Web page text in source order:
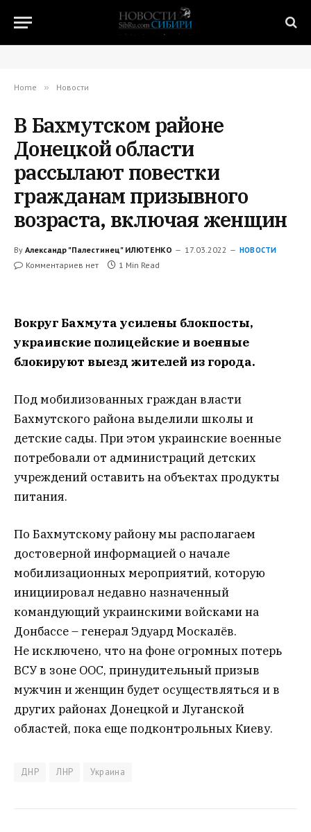
Home » Новости
В Бахмутском районе
Донецкой области
рассылают повестки
гражданам призывного
возраста, включая женщин
By Александр "Палестинец" ИЛЮТЕНКО 17.03.2022 НОВОСТИ
Комментариев нет 1 Min Read
Вокруг Бахмута усилены блокпосты,
украинские полицейские и военные
блокируют выезд жителей из города.
Под мобилизованных граждан власти
Бахмутского района выделили школы и
детские сады. При этом украинские военные
потребовали от администраций детских
учреждений оставить на объектах продукты
питания.
По Бахмутскому району мы располагаем
достоверной информацией о начале
мобилизационных мероприятий, которую
инициировал недавно назначенный
командующий украинскими войсками на
Донбассе – генерал Эдуард Москалёв.
Не исключено, что на фоне огромных потерь
ВСУ в зоне ООС, принудительный призыв
мужчин и женщин будет осуществляться и в
других районах Донецкой и Луганской
областей, пока еще подконтрольных Киеву.
ДНР ЛНР Украина